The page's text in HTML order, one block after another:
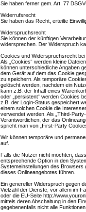
Sie haben ferner gem. Art. 77
Widerrufsrecht
Sie haben das Recht, erteilte
Widerspruchsrecht
Sie können der künftigen
widersprechen. Der Widerspruch
Cookies und Widerspruchsrecht
Als „Cookies“ werden kleine
können unterschiedliche Angaben
dem Gerät auf dem das Cookie
zu speichern. Als temporäre
gelöscht werden, nachdem ein
kann z.B. der Inhalt eines
oder „persistent“ werden Cookies
z.B. der Login-Status gespeichert
einem solchen Cookie die
verwendet werden. Als „Third-
Verantwortlichen, der das
spricht man von „First-Party
Wir können temporäre und
auf.
Falls die Nutzer nicht möchten,
entsprechende Option in den
Systemeinstellungen des
dieses Onlineangebotes führen.
Ein genereller Widerspruch gegen
Vielzahl der Dienste, vor allem im
oder die EU-Seite http://
mittels deren Abschaltung in den
gegebenenfalls nicht alle